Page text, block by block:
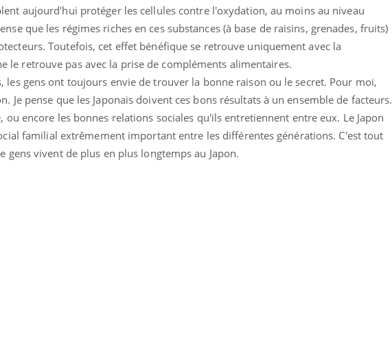
aujourd'hui protéger les cellules contre l'oxydation, au moins au niveau
que les régimes riches en ces substances (à base de raisins, grenades, fruits)
Toutefois, cet effet bénéfique se retrouve uniquement avec la
le retrouve pas avec la prise de compléments alimentaires.
les gens ont toujours envie de trouver la bonne raison ou le secret. Pour moi,
Je pense que les Japonais doivent ces bons résultats à un ensemble de facteurs.
encore les bonnes relations sociales qu'ils entretiennent entre eux. Le Japon
familial extrêmement important entre les différentes générations. C'est tout
gens vivent de plus en plus longtemps au Japon.